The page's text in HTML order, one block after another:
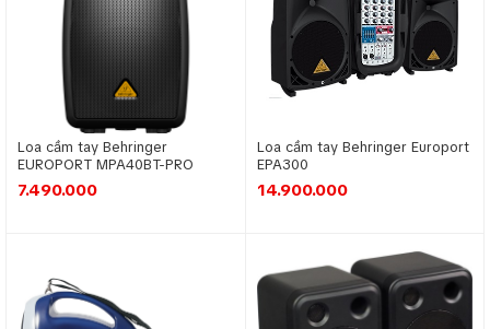
Loa cầm tay Behringer
EUROPORT MPA40BT-PRO
7.490.000
Loa cầm tay Behringer Europort
EPA300
14.900.000